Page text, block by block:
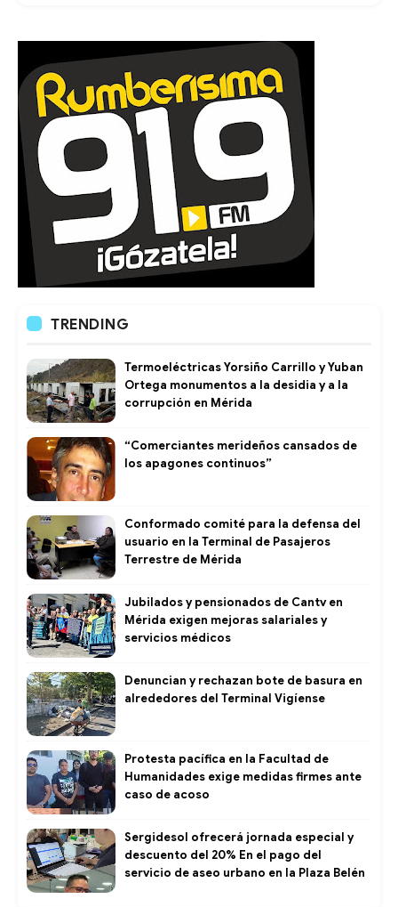
TRENDING
Termoeléctricas Yorsiño Carrillo y Yuban
Ortega monumentos a la desidia y a la
corrupción en Mérida
“Comerciantes merideños cansados de
los apagones continuos”
Conformado comité para la defensa del
usuario en la Terminal de Pasajeros
Terrestre de Mérida
Jubilados y pensionados de Cantv en
Mérida exigen mejoras salariales y
servicios médicos
Denuncian y rechazan bote de basura en
alrededores del Terminal Vigíense
Protesta pacífica en la Facultad de
Humanidades exige medidas firmes ante
caso de acoso
Sergidesol ofrecerá jornada especial y
descuento del 20% En el pago del
servicio de aseo urbano en la Plaza Belén